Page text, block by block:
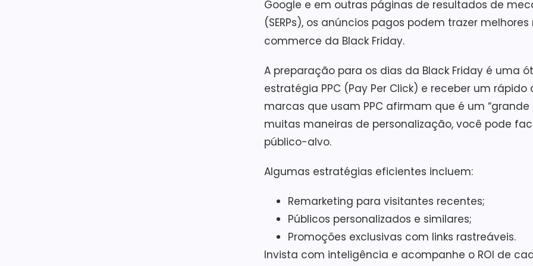
Google e em outras páginas de resultados de
(SERPs), os anúncios pagos podem trazer
commerce da Black Friday.
A preparação para os dias da Black Friday é uma
estratégia PPC (Pay Per Click) e receber um
marcas que usam PPC afirmam que é um
muitas maneiras de personalização, você pode
público-alvo.
Algumas estratégias eficientes incluem:
Remarketing para visitantes recentes;
Públicos personalizados e similares;
Promoções exclusivas com links rastreáveis.
Invista com inteligência e acompanhe o ROI de